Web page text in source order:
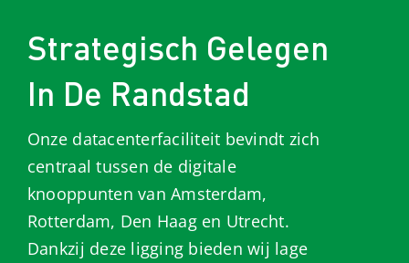
Strategisch Gelegen
In De Randstad
Onze datacenterfaciliteit bevindt zich
centraal tussen de digitale
knooppunten van Amsterdam,
Rotterdam, Den Haag en Utrecht.
Dankzij deze ligging bieden wij lage